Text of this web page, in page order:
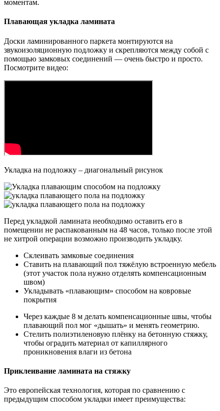
моментам.
Плавающая укладка ламината
Доски ламинированного паркета монтируются на
звукоизоляционную подложку и скрепляются между собой с
помощью замковых соединений — очень быстро и просто.
Посмотрите видео:
Укладка на подложку – диагональный рисунок
Перед укладкой ламината необходимо оставить его в
помещении не распакованным на 48 часов, только после этой
не хитрой операции возможно производить укладку.
Склеивать замковые соединения
Ставить на плавающий пол тяжёлую встроенную мебель
(этот участок пола нужно отделять компенсационным
швом)
Укладывать «плавающим» способом на ковровые
покрытия
Через каждые 8 м делать компенсационные швы, чтобы
плавающий пол мог «дышать» и менять геометрию.
Стелить полиэтиленовую плёнку на бетонную стяжку,
чтобы оградить материал от капиллярного
проникновения влаги из бетона
Приклеивание ламината на стяжку
Это европейская технология, которая по сравнению с
предыдущим способом укладки имеет преимущества: